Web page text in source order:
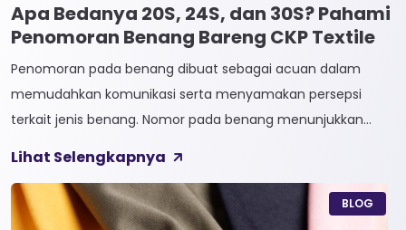
Apa Bedanya 20S, 24S, dan 30S? Pahami
Penomoran Benang Bareng CKP Textile
Penomoran pada benang dibuat sebagai acuan dalam
memudahkan komunikasi serta menyamakan persepsi
terkait jenis benang. Nomor pada benang menunjukkan
penomoran sendiri terbagi menjadi dua, Tidak Langsung dan
Langsung. 1. Penomoran Tidak Langsung Penomoran Tidak
Langsung biasa diaplikasikan pada jenis Natural Fiber, seperti
Lihat Selengkapnya
BLOG